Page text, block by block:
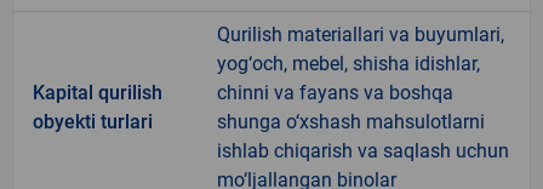
Kapital qurilish
obyekti turlari
Qurilish materiallari va buyumlari,
yog‘och, mebel, shisha idishlar,
chinni va fayans va boshqa
shunga o‘xshash mahsulotlarni
ishlab chiqarish va saqlash uchun
mo‘ljallangan binolar